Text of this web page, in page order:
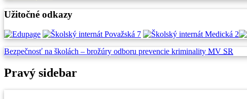
Užitočné odkazy
Bezpečnosť na školách – brožúry odboru prevencie kriminality MV SR
Pravý sidebar